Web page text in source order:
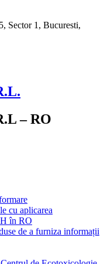
Sector 1, Bucuresti,
– RO
cu aplicarea
în RO
de a furniza informații